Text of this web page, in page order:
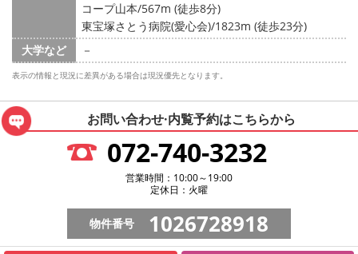
コープ山本/567m (徒歩8分)
東宝塚さとう病院(愛心会)/1823m (徒歩23分)
大学など
－
表示の情報と現況に差異がある場合は現況優先となります。
お問い合わせ·内覧予約はこちらから
072-740-3232
営業時間：10:00～19:00
定休日：火曜
物件番号 1026728918